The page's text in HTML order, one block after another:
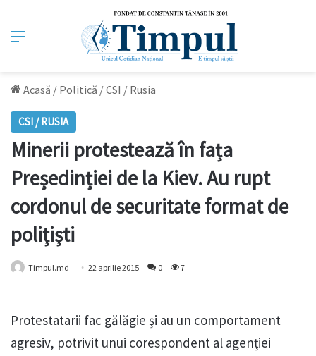
Meniu
Acasă / Politică /CSI / Rusia
CSI / RUSIA
Minerii protestează în fața
Președinției de la Kiev. Au rupt
cordonul de securitate format de
poliţişti
Timpul.md 22 aprilie 2015 0 7
Protestatarii fac gălăgie şi au un comportament
agresiv, potrivit unui corespondent al agenţiei